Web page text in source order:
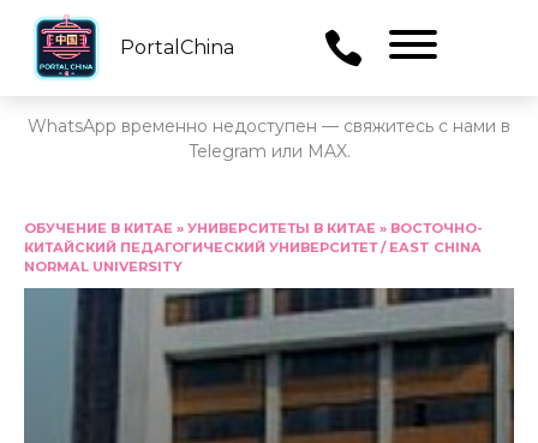
PortalChina
WhatsApp временно недоступен — свяжитесь с нами в
Telegram или MAX.
содержанию
ОБУЧЕНИЕ В КИТАЕ » УНИВЕРСИТЕТЫ В КИТАЕ » ВОСТОЧНО-
КИТАЙСКИЙ ПЕДАГОГИЧЕСКИЙ УНИВЕРСИТЕТ / EAST CHINA
NORMAL UNIVERSITY